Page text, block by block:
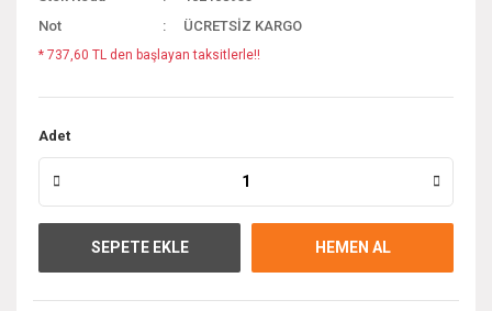
Not
ÜCRETSİZ KARGO
* 737,60 TL den başlayan taksitlerle!!
Adet
SEPETE EKLE HEMEN AL